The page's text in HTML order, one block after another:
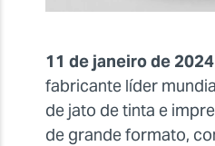
11 de janeiro de 2024
fabricante líder
de jato de tinta e
de grande formato,